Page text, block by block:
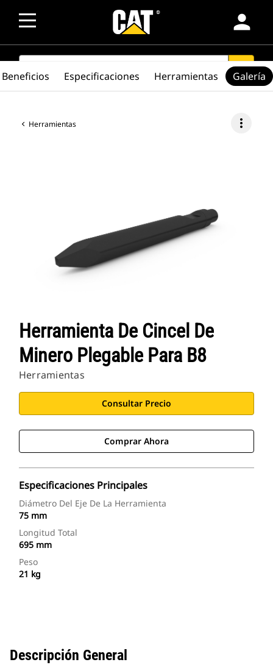
person
SEARCH search
Herramientas more_vert
Herramienta De Cincel De
Minero Plegable Para B8
Herramientas
Consultar Precio
Comprar Ahora
Especificaciones Principales
Diámetro Del Eje De La Herramienta
75 mm
Longitud Total
695 mm
Peso
21 kg
Beneficios Especificaciones Herramientas Galería
Descripción General